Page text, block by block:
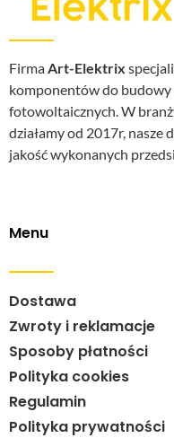
FirmaArt-Elektrix
komponentów do budowy
fotowoltaicznych. W
działamy od 2017r, nasze
jakość wykonanych
Menu
Dostawa
Zwroty i reklamacje
Sposoby płatności
Polityka cookies
Regulamin
Polityka prywatności